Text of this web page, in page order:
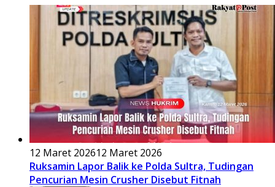
12 Maret 202612 Maret 2026
Ruksamin Lapor Balik ke Polda Sultra, Tudingan
Pencurian Mesin Crusher Disebut Fitnah